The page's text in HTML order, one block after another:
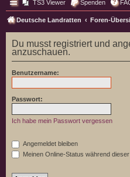
TS3 Viewer Spenden
Deutsche Landratten Foren-
Du musst registriert und
anzuschauen.
Benutzername:
Passwort:
Ich habe mein Passwort vergessen
Angemeldet bleiben
Meinen Online-Status während